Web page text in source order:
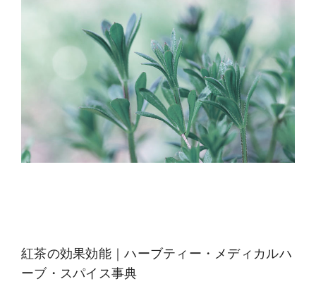
紅茶の効果効能｜ハーブティー・メディカルハ
ーブ・スパイス事典